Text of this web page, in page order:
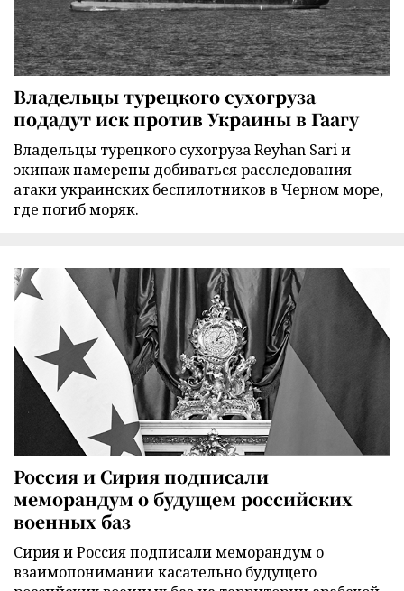
Владельцы турецкого сухогруза
подадут иск против Украины в Гаагу
Владельцы турецкого сухогруза Reyhan Sari и
экипаж намерены добиваться расследования
атаки украинских беспилотников в Черном море,
где погиб моряк.
Россия и Сирия подписали
меморандум о будущем российских
военных баз
Сирия и Россия подписали меморандум о
взаимопонимании касательно будущего